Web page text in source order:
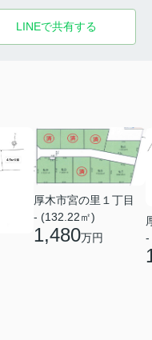
LINEで共有する
厚木市宮の里１丁目
- (132.22㎡)
1,480万円
-